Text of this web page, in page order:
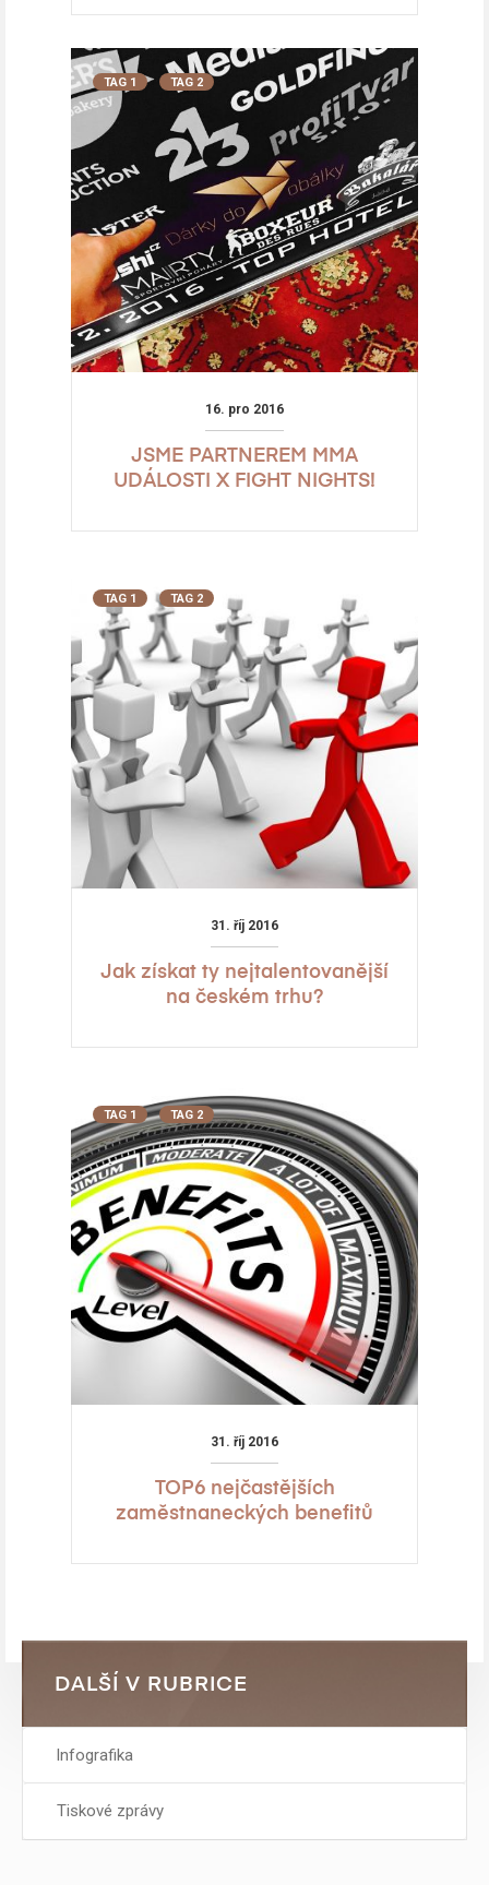
TAG 1 TAG 2
16. pro 2016
JSME PARTNEREM MMA
UDÁLOSTI X FIGHT NIGHTS!
TAG 1 TAG 2
31. říj 2016
Jak získat ty nejtalentovanější
na českém trhu?
TAG 1 TAG 2
31. říj 2016
TOP6 nejčastějších
zaměstnaneckých benefitů
DALŠÍ V RUBRICE
Infografika
Tiskové zprávy